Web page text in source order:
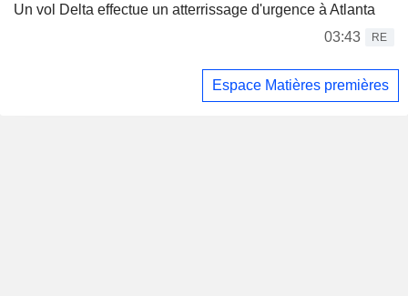
Un vol Delta effectue un atterrissage d'urgence à Atlanta
03:43
RE
Espace Matières premières